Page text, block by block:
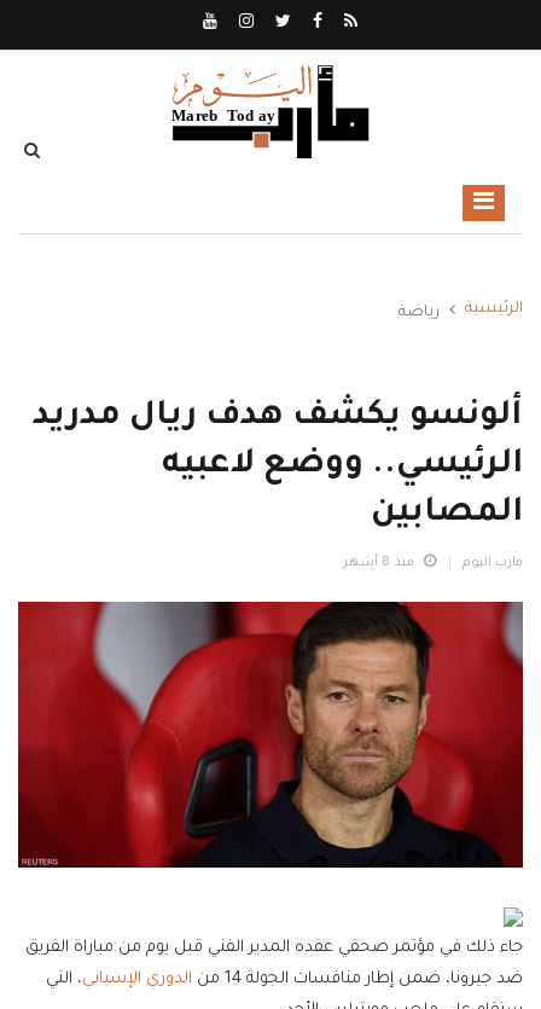
الرئيسية رياضة
ألونسو يكشف هدف ريال مدريد
الرئيسي.. ووضع لاعبيه
المصابين
مارب اليوم منذ 8 أشهر
جاء ذلك في مؤتمر صحفي عقده المدير الفني قبل يوم من مباراة الفريق
ضد جيرونا، ضمن إطار منافسات الجولة 14 من
الدوري الإسباني، التي